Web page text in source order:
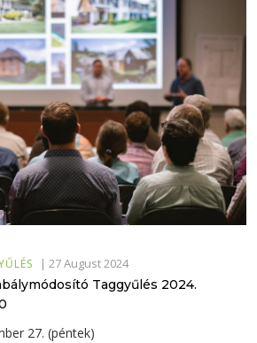
| 27 August 2024
Taggyűlés 2024.
27. (péntek)